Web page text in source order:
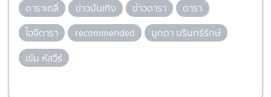
ดาราเดลี่ ข่าวบันเทิง ข่าวดารา
ดารา
ไอจีดารา
recommended
มุกดา นรินทร์รักษ์
เข้ม หัสวีร์